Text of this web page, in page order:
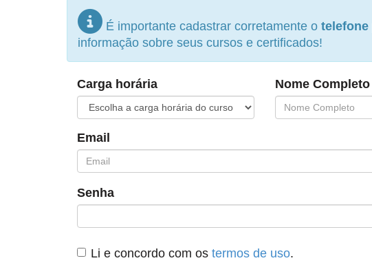
É importante cadastrar corretamente o telefone
informação sobre seus cursos e certificados!
Carga horária Nome Completo
Email
Senha
Li e concordo com os termos de uso.